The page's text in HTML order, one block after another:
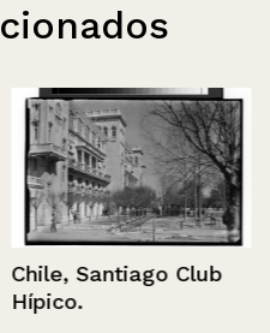
Chile, Santiago Club
Hípico.